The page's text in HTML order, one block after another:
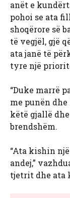
anët e
pohoi se ata
shoqërore së
të vegjël, gjë
ata janë të
tyre një
“Duke marrë
me punën
këtë gjallë
brendshëm.
“Ata kishin
andej,”
tjetrit dhe ata